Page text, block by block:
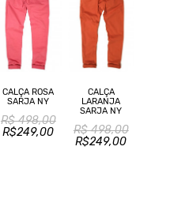
CALÇA ROSA
SARJA NY
R$ 498,00
R$249,00
CALÇA
LARANJA
SARJA NY
R$ 498,00
R$249,00